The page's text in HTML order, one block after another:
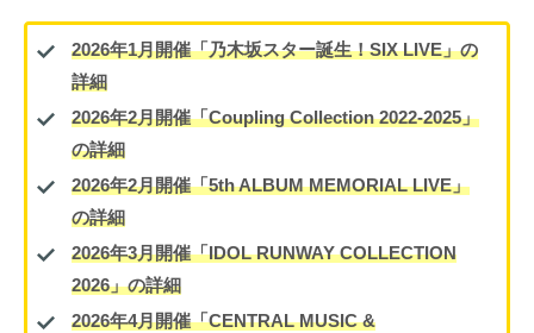
2026年1月開催「乃木坂スター誕生！SIX LIVE」の
詳細
2026年2月開催「Coupling Collection 2022-2025」
の詳細
2026年2月開催「5th ALBUM MEMORIAL LIVE」
の詳細
2026年3月開催「IDOL RUNWAY COLLECTION
2026」の詳細
2026年4月開催「CENTRAL MUSIC &